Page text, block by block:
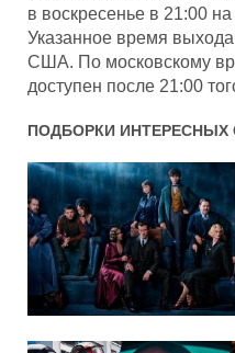
в воскресенье в 21:00
Указанное время выхода
США. По московскому
доступен после 21:00
ПОДБОРКИ ИНТЕРЕСНЫХ